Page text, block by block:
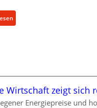
e
k
t
i
e
-
P
f
o
r
t
f
ü
:
M
e
n
Wirtschaft zeigt sich
Energiepreise und